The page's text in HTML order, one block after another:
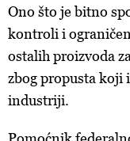
Ono što je bitno
kontroli i
ostalih proizvoda
zbog propusta koji
industriji.